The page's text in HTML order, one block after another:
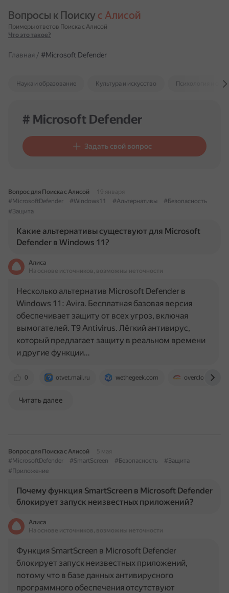
Вопросы к Поиску с Алисой
Примеры ответов Поиска с Алисой
Что это такое?
Главная / #Microsoft Defender
Наука и образование Культура и искусство Психология и
# Microsoft Defender
Задать свой вопрос
Вопрос для Поиска с Алисой
19 января
#MicrosoftDefender
#Windows11 #Альтернативы
#Безопасность
#Защита
Какие альтернативы существуют для Microsoft
Defender в Windows 11?
Алиса
На основе источников, возможны неточности
0 otvet.mail.ru wethegeek.com overclockers.ru
Несколько альтернатив Microsoft Defender в
Windows 11: Avira. Бесплатная базовая версия
обеспечивает защиту от всех угроз, включая
вымогателей. T9 Antivirus. Лёгкий антивирус,
который предлагает защиту в реальном времени
и другие функции…
Читать далее
Вопрос для Поиска с Алисой
5 мая
#MicrosoftDefender
#SmartScreen #Безопасность
#Защита
#Приложение
Почему функция SmartScreen в Microsoft Defender
блокирует запуск неизвестных приложений?
Алиса
На основе источников, возможны неточности
Функция SmartScreen в Microsoft Defender
блокирует запуск неизвестных приложений,
потому что в базе данных антивирусного
программного обеспечения отсутствуют